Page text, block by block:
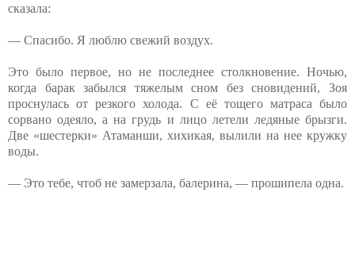
сказала:
— Спасибо. Я люблю свежий воздух.
Это было первое, но не последнее столкновение. Ночью,
когда барак забылся тяжелым сном без сновидений, Зоя
проснулась от резкого холода. С её тощего матраса было
сорвано одеяло, а на грудь и лицо летели ледяные брызги.
Две «шестерки» Атаманши, хихикая, вылили на нее кружку
воды.
— Это тебе, чтоб не замерзала, балерина, — прошипела одна.